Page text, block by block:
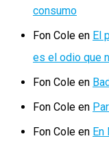
consumo
Fon Cole en El
es el odio que
Fon Cole en
Fon Cole en
Fon Cole en